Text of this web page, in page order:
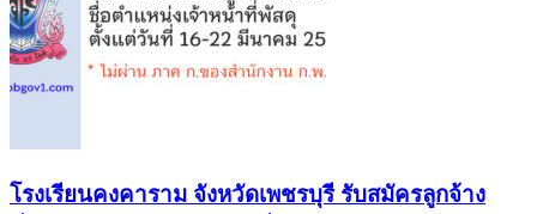
โรงเรียนคงคาราม จังหวัดเพชรบุรี รับสมัครลูกจ้าง